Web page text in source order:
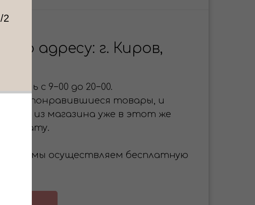
2
по адресу: г. Киров,
день с 9−00 до 20−00.
понравившиеся товары, и
их из магазина уже в этот же
дату.
2000 ₽ мы осуществляем бесплатную